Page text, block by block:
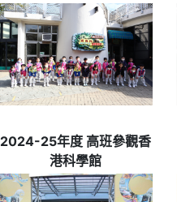
2024-25年度 高班參觀香
港科學館